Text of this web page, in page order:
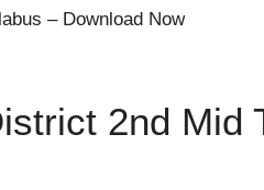
– Download Now
2nd Mid